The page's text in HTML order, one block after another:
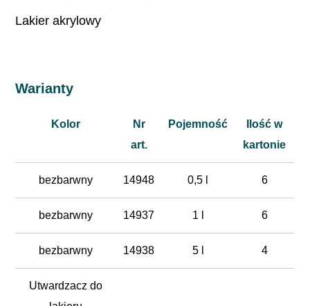
Lakier akrylowy
Warianty
Kolor
Nr
art.
Pojemność
Ilość w
kartonie
bezbarwny 14948 0,5 l 6
bezbarwny 14937 1 l 6
bezbarwny 14938 5 l 4
Utwardzacz do